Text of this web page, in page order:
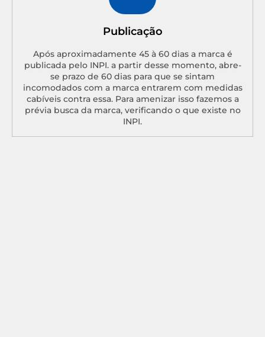
Publicação
Após aproximadamente 45 à 60 dias a marca é
publicada pelo INPI. a partir desse momento, abre-
se prazo de 60 dias para que se sintam
incomodados com a marca entrarem com medidas
cabíveis contra essa. Para amenizar isso fazemos a
prévia busca da marca, verificando o que existe no
INPI.